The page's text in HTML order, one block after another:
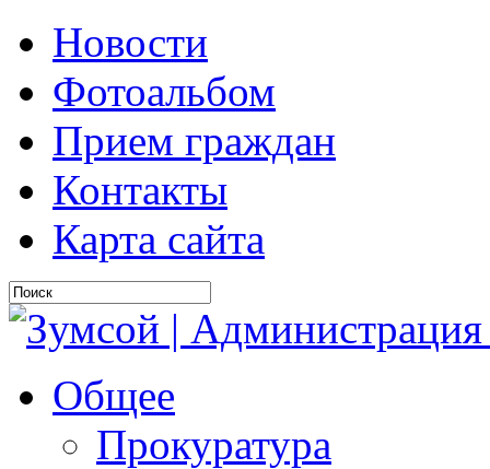
Новости
Фотоальбом
Прием граждан
Контакты
Карта сайта
Общее
Прокуратура